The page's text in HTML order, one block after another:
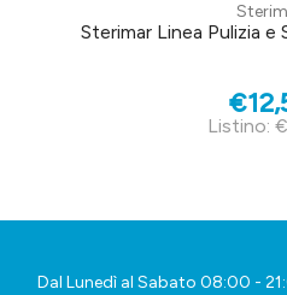
Sterimar Linea Pulizia e
Listino:
Dal Lunedì al Sabato 08:00 -